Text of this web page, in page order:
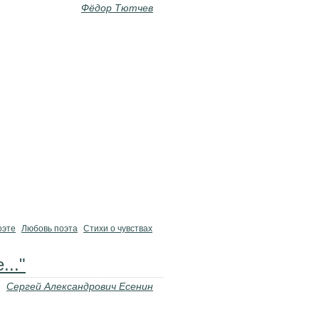
Фёдор Тютчев
Любовь поэта Стихи о чувствах
Сергей Александрович Есенин